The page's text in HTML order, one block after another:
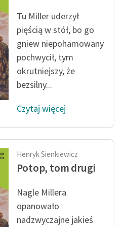
Tu Miller uderzył
pięścią w stół, bo go
gniew niepohamowany
pochwycił, tym
okrutniejszy, że
bezsilny...
Czytaj więcej
Henryk Sienkiewicz
Potop, tom drugi
Nagle Millera
opanowało
nadzwyczajne jakieś